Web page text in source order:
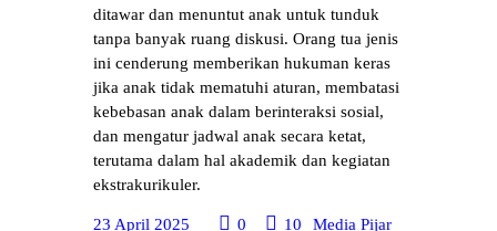
ditawar dan menuntut anak untuk tunduk
tanpa banyak ruang diskusi. Orang tua jenis
ini cenderung memberikan hukuman keras
jika anak tidak mematuhi aturan, membatasi
kebebasan anak dalam berinteraksi sosial,
dan mengatur jadwal anak secara ketat,
terutama dalam hal akademik dan kegiatan
ekstrakurikuler.
23 April 2025 0 10
Media Pijar